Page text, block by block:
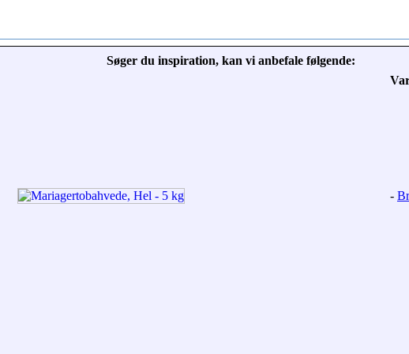
Søger du inspiration, kan vi anbefale følgende:
-